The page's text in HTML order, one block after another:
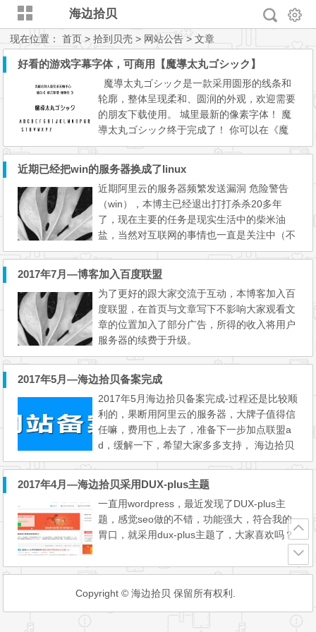
海边拾贝
现在位置：首页 >拾到贝壳 > 网站公告 > 文章
好看的游戏字幕字体，可商用【魔導太丸ゴシック】
魔導太丸ゴシック是一款采用圆形的线条和
轮廓，整体呈现柔和、圆润的外观，欢迎需要
的朋友下载使用。 城里最新的像素字体！ 魔
導太丸ゴシック终于完成了！ 你可以在《魔
導物語Ⅰ(MD)》、《す～ぱ～なぞぷよ通(SF
版(PS1)》的制作人员名单、结尾字幕和AAA
消息中看到这个字体。 Tips：如果安装后在P
S或AI中找不到字体的话，请搜索其名称「魔
導太丸ゴシック」...
近期已经把win的服务器换成了linux
近期阿里云的服务器频繁发送漏洞 危险警告
（win），本博主已经退出打打杀杀20多年
了，现在主要的任务是现实生活中的柴米油
盐，当然对互联网的事情也一直是关注中（不
评价的关注着）有时候心有所想，或者好的软
件也帮忙宣传一下。。。 [v_notice]人老话也
多。。。[/v_notice] -------------------------------
--------------------------------------------------------
-----------------------------------...
2017年7月—博客加入百度联盟
为了更好的跟大家交流于互动，本博客加入百
度联盟，在首页与文章写下不影响大家观看文
章的位置加入了部分广告，所得的收入将用户
服务器的续费于升级。
2017年5月—海边拾贝备案完成
2017年5月海边拾贝备案完成-过程还是比较顺
利的，果断用阿里云的服务器，大牌子值得信
任嘛，费用也上去了，准备下一步加点联盟a
d，缓解一下，希望大家多多支持， 海边拾贝
网站致力于分享在建站中的,代码,插件,程序,d
ede,建站,网站中遇到的一些小问题,小技巧,分
享于大家,也是站主的一个备忘录,欢迎大家一
起学习讨论..
2017年4月—海边拾贝采用DUX-plus主题
一直用wordpress，最近发现了DUX-plus主
题，感觉seo做的不错，功能强大，符合我的
胃口，就采用dux-plus主题了，大家喜欢吗？
Copyright © 海边拾贝 保留所有权利.